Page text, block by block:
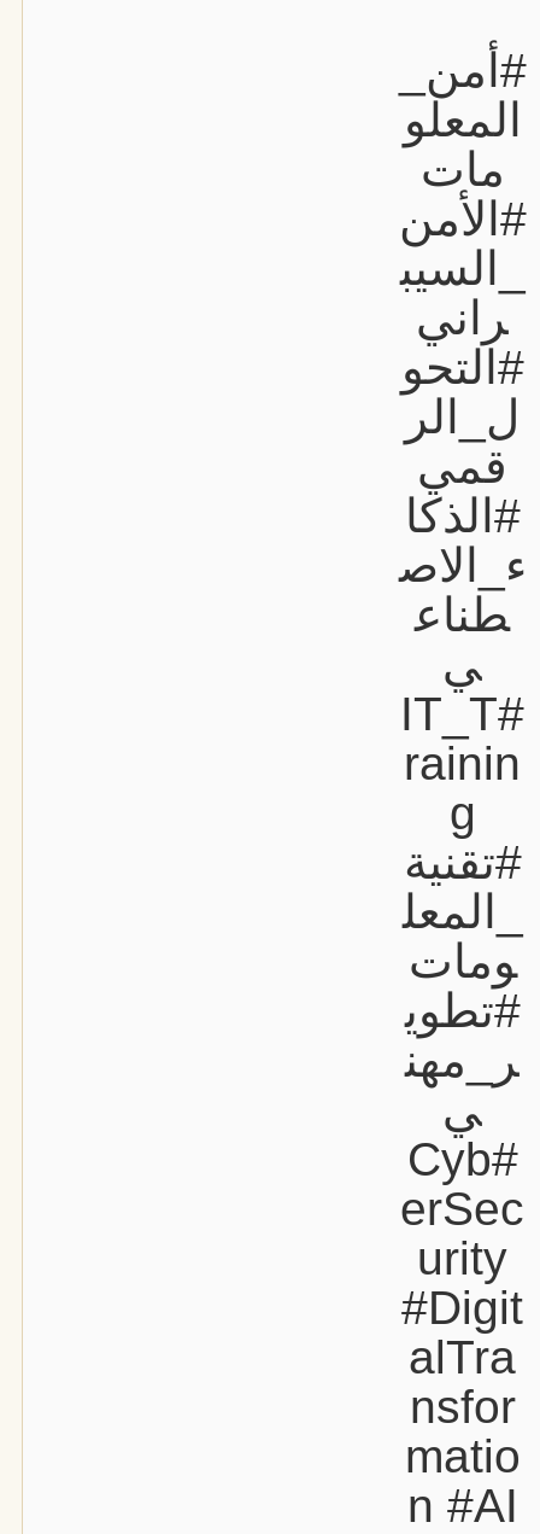
#أمن_
المعلو
مات
#الأمن
_السيب
راني
#التحو
ل_الر
قمي
#الذكا
ء_الاص
طناع
ي
#IT_T
rainin
g
#تقنية
_المعل
ومات
#تطوي
ر_مهن
ي
#Cyb
erSec
urity
#Digit
alTra
nsfor
matio
n #AI